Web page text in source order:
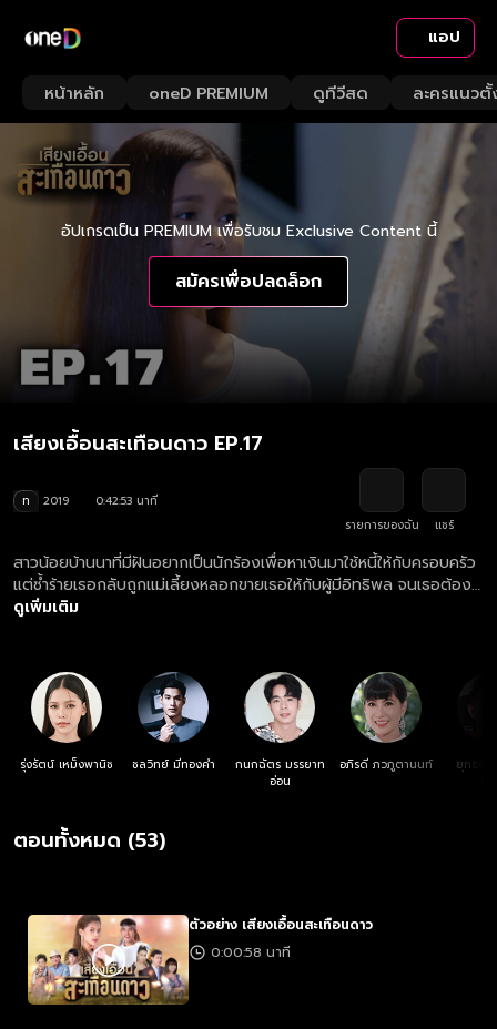
แอป
หน้าหลัก oneD PREMIUM ดูทีวีสด ละครแนวตั้
อัปเกรดเป็น PREMIUM เพื่อรับชม Exclusive Content นี้
สมัครเพื่อปลดล็อก
เสียงเอื้อนสะเทือนดาว EP.17
ท 2019
0:42:53 นาที
รายการของฉัน
แชร์
สาวน้อยบ้านนาที่มีฝันอยากเป็นนักร้องเพื่อหาเงินมาใช้หนี้ให้กับครอบครัว
แต่ซ้ำร้ายเธอกลับถูกแม่เลี้ยงหลอกขายเธอให้กับผู้มีอิทธิพล จนเธอต้อง
หนีไปตายเอาดาบหน้า จนวันหนึ่งเธอได้ไปประกวดร้องเพลงและมี
ดูเพิ่มเติม
รุ่งรัตน์ เหม็งพานิช ชลวิทย์ มีทองคำ
กนกฉัตร มรรยาท
อ่อน
อภิรดี ภวภูตานนท์
ยุทธพิ
ตอนทั้งหมด (53)
ตัวอย่าง เสียงเอื้อนสะเทือนดาว
0:00:58 นาที